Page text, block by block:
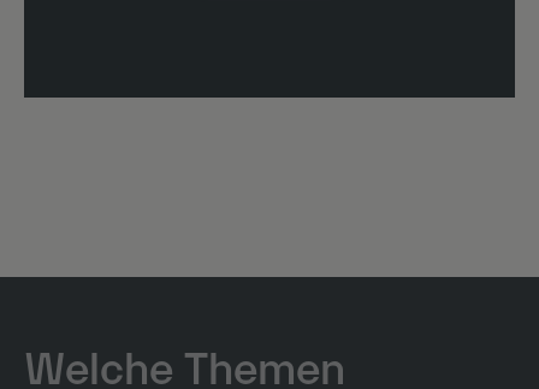
Welche Themen